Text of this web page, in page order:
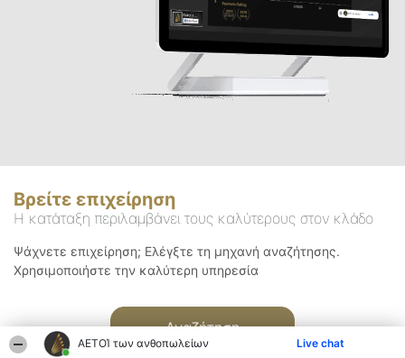
ΑΕΤΟΊ των ανθοπωλείων Live chat
Βρείτε επιχείρηση
Η κατάταξη περιλαμβάνει τους καλύτερους στον κλάδο
Ψάχνετε επιχείρηση; Ελέγξτε τη μηχανή αναζήτησης.
Χρησιμοποιήστε την καλύτερη υπηρεσία
Αναζήτηση